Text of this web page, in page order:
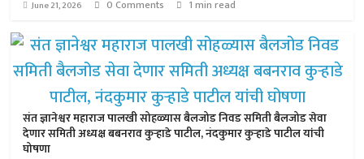
June 21, 2026 0 Comments 1 min read
संत ज्ञानेश्वर महाराज पालखी सोहळ्यास बैलजोड निवड समिती बैलजोड सेवा
देणार समिती अध्यक्ष बबनराव कुऱ्हाडे पाटील, नंदकुमार कुऱ्हाडे पाटील यांची
घोषणा